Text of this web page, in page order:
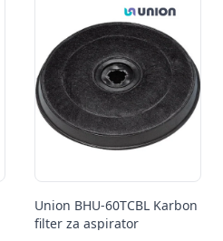
Union BHU-60TCBL Karbon
filter za aspirator